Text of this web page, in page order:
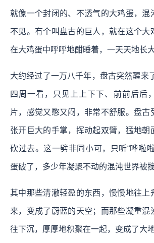
就像一个封闭的、不透气的大鸡蛋，混
不见。有个叫盘古的巨人，就在这个大
在大鸡蛋中呼呼地酣睡着，一天天地长大
大约经过了一万八千年，盘古突然醒来
四周一看，只见上上下下、前前后后
片，感觉又憋又闷，非常不舒服。盘古
张开巨大的手掌，挥动起双臂，猛地朝
砍过去。这一劈非同小可，只听“哗啦
蛋破了，多少年凝聚不动的混沌世界被
其中那些清澈轻盈的东西，慢慢地往上
来，变成了蔚蓝的天空；而那些凝重混
往下沉，厚厚地积聚在一起，变成了大地